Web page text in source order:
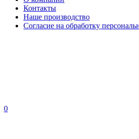
Контакты
Наше производство
Согласие на обработку
0